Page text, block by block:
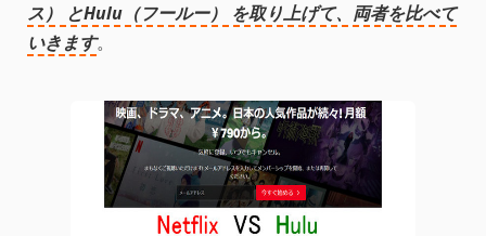
ス） とHulu（フールー） を取り上げて、両者を比べて
いきます。